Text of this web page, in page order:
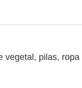
vegetal, pilas, ropa